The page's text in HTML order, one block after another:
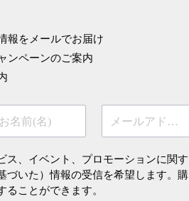
報をメールでお届け
ンペーンのご案内
お名前(名) メールアドレス
ス、イベント、プロモーションに関す
づいた）情報の受信を希望します。購
ことができます。